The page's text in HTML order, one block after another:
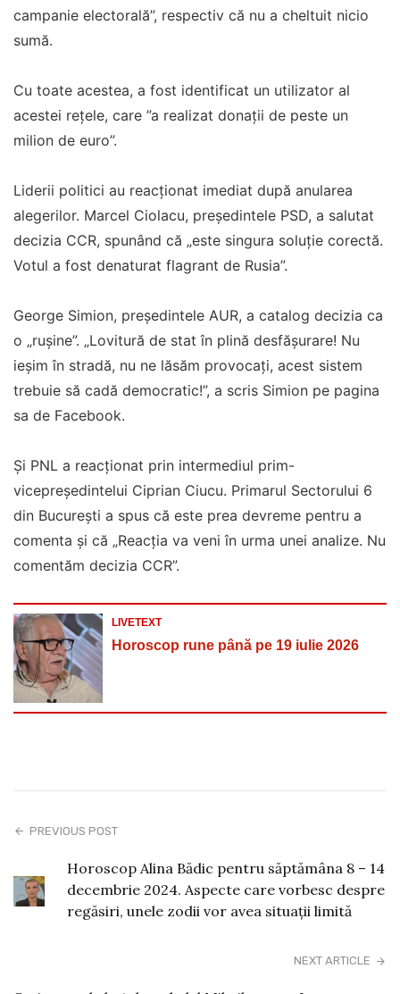
campanie electorală”, respectiv că nu a cheltuit nicio
sumă.
Cu toate acestea, a fost identificat un utilizator al
acestei rețele, care ”a realizat donații de peste un
milion de euro”.
Liderii politici au reacționat imediat după anularea
alegerilor. Marcel Ciolacu, președintele PSD, a salutat
decizia CCR, spunând că „este singura soluție corectă.
Votul a fost denaturat flagrant de Rusia”.
George Simion, președintele AUR, a catalog decizia ca
o „rușine”. „Lovitură de stat în plină desfășurare! Nu
ieșim în stradă, nu ne lăsăm provocați, acest sistem
trebuie să cadă democratic!”, a scris Simion pe pagina
sa de Facebook.
Și PNL a reacționat prin intermediul prim-
vicepreședintelui Ciprian Ciucu. Primarul Sectorului 6
din București a spus că este prea devreme pentru a
comenta și că „Reacţia va veni în urma unei analize. Nu
comentăm decizia CCR”.
LIVETEXT
Horoscop rune până pe 19 iulie 2026
PREVIOUS POST
Horoscop Alina Bădic pentru săptămâna 8 – 14
decembrie 2024. Aspecte care vorbesc despre
regăsiri, unele zodii vor avea situații limită
NEXT ARTICLE